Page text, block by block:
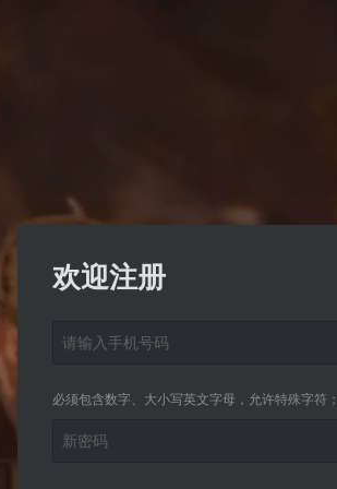
欢迎注册
必须包含数字、大小写英文字母，允许特殊字符